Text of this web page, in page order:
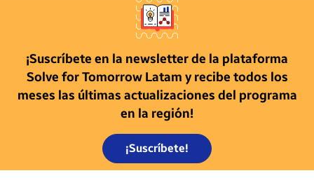
¡Suscríbete en la newsletter de la plataforma
Solve for Tomorrow Latam y recibe todos los
meses las últimas actualizaciones del programa
en la región!
¡Suscríbete!